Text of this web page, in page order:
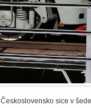
Československo sice v